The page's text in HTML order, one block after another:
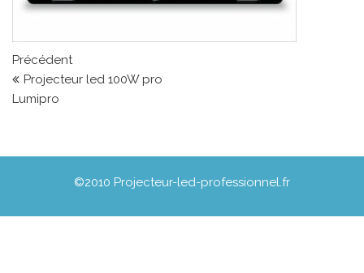
Navigation de l’article
Article précédent
Précédent
Projecteur led 100W pro
Lumipro
©2010 Projecteur-led-professionnel.fr